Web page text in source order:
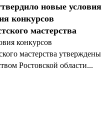
новые условия
конкурсов
мастерства
конкурсов
мастерства утверждены
Ростовской области...